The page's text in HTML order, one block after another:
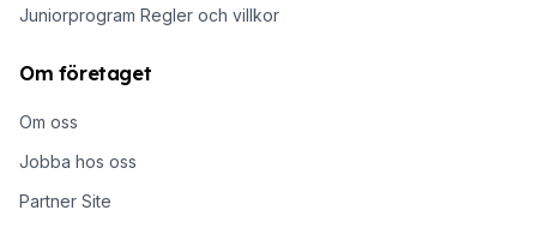
Juniorprogram Regler och villkor
Om företaget
Om oss
Jobba hos oss
Partner Site